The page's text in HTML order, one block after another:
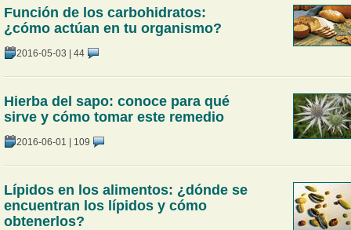
Función de los carbohidratos:
¿cómo actúan en tu organismo?
2016-05-03 | 44
Hierba del sapo: conoce para qué
sirve y cómo tomar este remedio
2016-06-01 | 109
Lípidos en los alimentos: ¿dónde se
encuentran los lípidos y cómo
obtenerlos?